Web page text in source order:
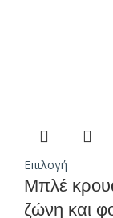
Επιλογή
Μπλέ
ζώνη και